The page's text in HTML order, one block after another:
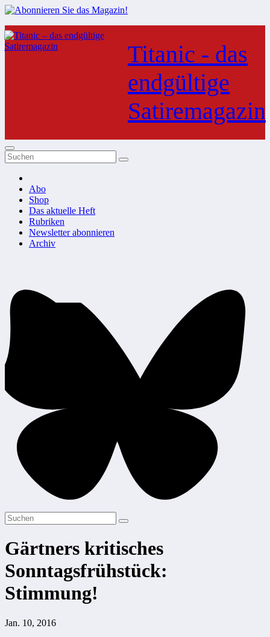
Zum
Inhalt
springen
Titanic - das
endgültige
Satiremagazin
Abo
Shop
Das aktuelle Heft
Rubriken
Newsletter abonnieren
Archiv
Gärtners kritisches
Sonntagsfrühstück:
Stimmung!
Jan. 10, 2016